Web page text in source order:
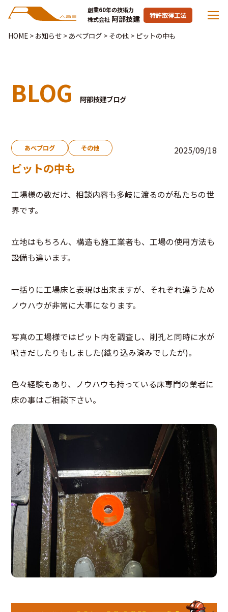
創業60年の技術力
株式会社 阿部技建 特許取得工法
HOME> お知らせ> あべブログ> その他> ピットの中も
BLOG 阿部技建ブログ
あべブログ その他 2025/09/18
ピットの中も
工場様の数だけ、相談内容も多岐に渡るのが私たちの世
界です。
立地はもちろん、構造も施工業者も、工場の使用方法も
設備も違います。
一括りに工場床と表現は出来ますが、それぞれ違うため
ノウハウが非常に大事になります。
写真の工場様ではピット内を調査し、削孔と同時に水が
噴きだしたりもしました(織り込み済みでしたが)。
色々経験もあり、ノウハウも持っている床専門の業者に
床の事はご相談下さい。